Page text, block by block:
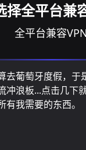
择全平台兼
全平台兼容
去葡萄牙度假，于
冲浪板...点击几下
有我需要的东西。